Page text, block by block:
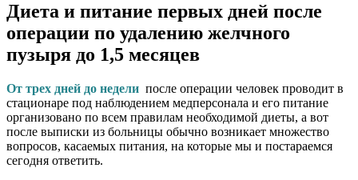
Диета и питание первых дней после
операции по удалению желчного
пузыря до 1,5 месяцев
От трех дней до недели после операции человек проводит в
стационаре под наблюдением медперсонала и его питание
организовано по всем правилам необходимой диеты, а вот
после выписки из больницы обычно возникает множество
вопросов, касаемых питания, на которые мы и постараемся
сегодня ответить.